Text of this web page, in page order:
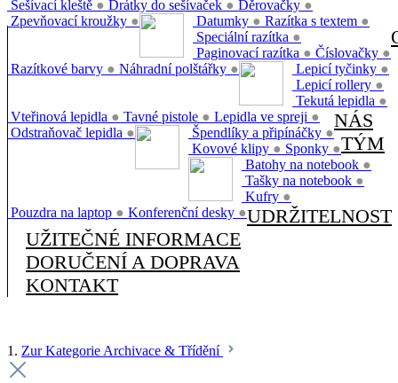
Sešívací kleště ● Drátky do sešívaček ● Děrovačky ●
Zpevňovací kroužky ● Datumky ● Razítka s textem ●
Speciální razítka ●
Paginovací razítka ● Číslovačky ●
Razítkové barvy ● Náhradní polštářky ● Lepicí tyčinky ●
Lepicí rollery ●
Tekutá lepidla ●
Vteřinová lepidla ● Tavné pistole ● Lepidla ve spreji ●
Odstraňovač lepidla ● Špendlíky a připínáčky ●
Kovové klipy ● Sponky ●
Batohy na notebook ●
Tašky na notebook ●
Kufry ●
Pouzdra na laptop ● Konferenční desky ●
NÁS
TÝM
UDRŽITELNOST
UŽITEČNÉ INFORMACE
DORUČENÍ A DOPRAVA
KONTAKT
1. Zur Kategorie Archivace & Třídění